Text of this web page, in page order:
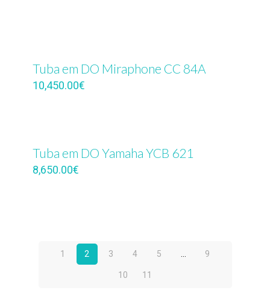
Tuba em DO Miraphone CC 84A
10,450.00€
Tuba em DO Yamaha YCB 621
8,650.00€
1 2 3 4 5 9
10 11